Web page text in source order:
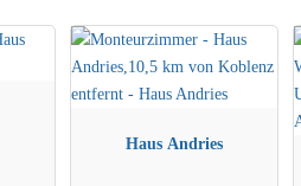
Haus Andries